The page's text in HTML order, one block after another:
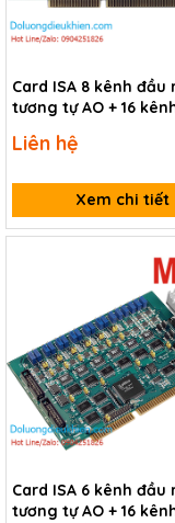
Card ISA 8 kênh đầu
tương tự AO + 16
628 CR
Liên hệ
Xem chi tiết
Card ISA 6 kênh đầu
tương tự AO + 16